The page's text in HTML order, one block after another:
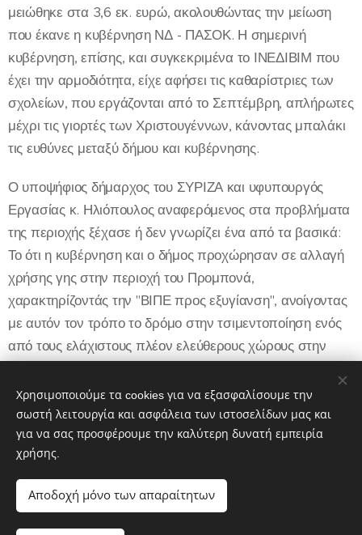
μειώθηκε στα 3,6 εκ. ευρώ, ακολουθώντας την μείωση
που έκανε η κυβέρνηση ΝΔ - ΠΑΣΟΚ. Η σημερινή
κυβέρνηση, επίσης, και συγκεκριμένα το ΙΝΕΔΙΒΙΜ που
έχει την αρμοδιότητα, είχε αφήσει τις καθαρίστριες των
σχολείων, που εργάζονται από το Σεπτέμβρη, απλήρωτες
μέχρι τις γιορτές των Χριστουγέννων, κάνοντας μπαλάκι
τις ευθύνες μεταξύ δήμου και κυβέρνησης.
Ο υποψήφιος δήμαρχος του ΣΥΡΙΖΑ και υφυπουργός
Εργασίας κ. Ηλιόπουλος αναφερόμενος στα προβλήματα
της περιοχής ξέχασε ή δεν γνωρίζει ένα από τα βασικά:
Το ότι η κυβέρνηση και ο δήμος προχώρησαν σε αλλαγή
χρήσης γης στην περιοχή του Προμπονά,
χαρακτηρίζοντάς την "ΒΙΠΕ προς εξυγίανση", ανοίγοντας
με αυτόν τον τρόπο το δρόμο στην τσιμεντοποίηση ενός
από τους ελάχιστους πλέον ελεύθερους χώρους στην
δημιουργία εμπορικών κέντρων και πολυτελών
κατοικιών".
Χρησιμοποιούμε τα cookies για να εξασφαλίσουμε την
σωστή λειτουργία και ασφάλεια των ιστοσελίδων μας και
για να σας προσφέρουμε την καλύτερη δυνατή εμπειρία
χρήσης.
Αποδοχή μόνο των απαραίτητων